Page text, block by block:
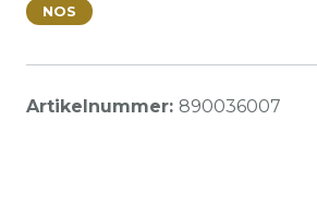
NOS
Artikelnummer: 890036007